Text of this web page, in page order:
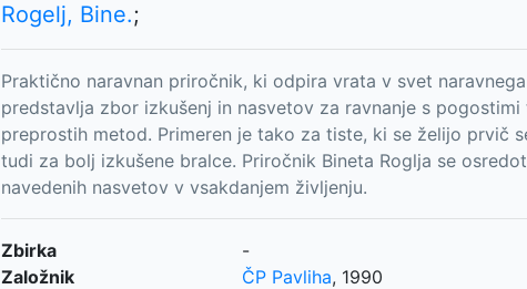
Rogelj, Bine.;
Praktično naravnan priročnik, ki odpira vrata v svet
predstavlja zbor izkušenj in nasvetov za ravnanje s
preprostih metod. Primeren je tako za tiste, ki se želijo prvič
tudi za bolj izkušene bralce. Priročnik Bineta Roglja se
navedenih nasvetov v vsakdanjem življenju.
Zbirka
-
Založnik
ČP Pavliha, 1990